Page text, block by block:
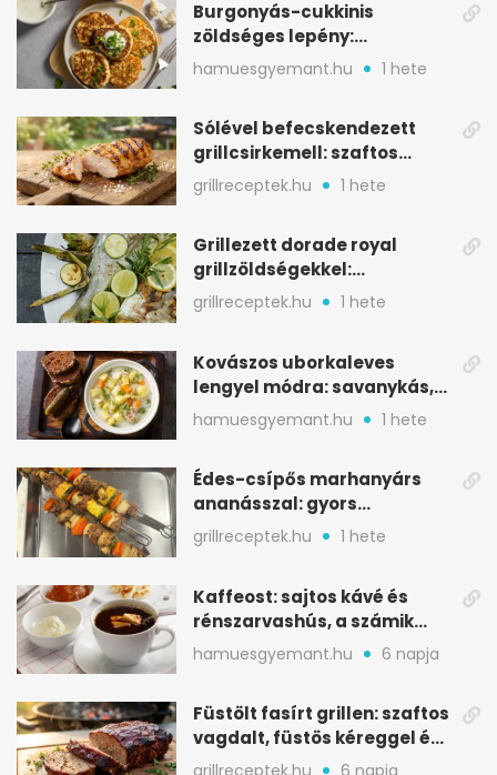
Burgonyás-cukkinis
zöldséges lepény:
aranybarna, szaftos, hús
nélkül is
hamuesgyemant.hu 1 hete
Sólével befecskendezett
grillcsirkemell: szaftos
marad, nem szárad ki
grillreceptek.hu 1 hete
Grillezett dorade royal
grillzöldségekkel:
mediterrán ízek a rostélyról
grillreceptek.hu 1 hete
Kovászos uborkaleves
lengyel módra: savanykás,
kapros, meglepően
tartalmas
hamuesgyemant.hu 1 hete
Édes-csípős marhanyárs
ananásszal: gyors
grillrecept jalapeñóval
grillreceptek.hu 1 hete
Kaffeost: sajtos kávé és
rénszarvashús, a számik
melegítő itala
hamuesgyemant.hu 6 napja
Füstölt fasírt grillen: szaftos
vagdalt, füstös kéreggel és
BBQ mázzal
grillreceptek.hu 6 napja